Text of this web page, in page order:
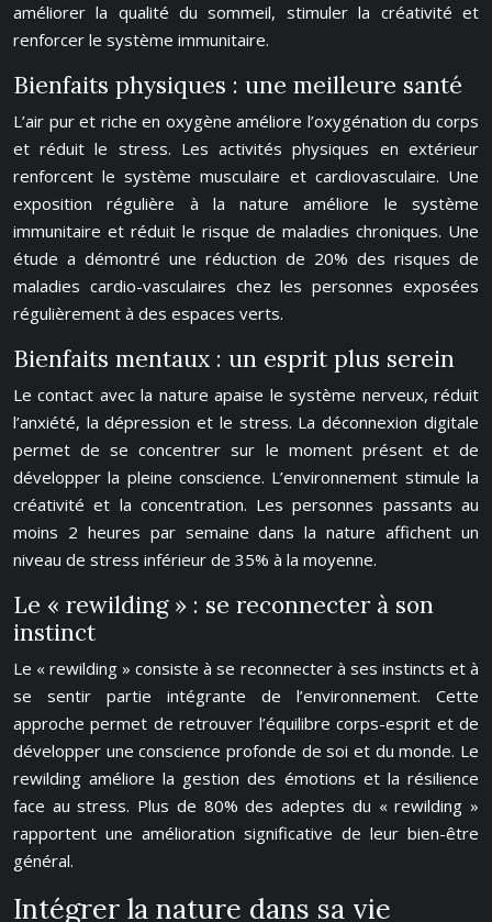
améliorer la qualité du sommeil, stimuler la créativité et
renforcer le système immunitaire.
Bienfaits physiques : une meilleure santé
L’air pur et riche en oxygène améliore l’oxygénation du corps
et réduit le stress. Les activités physiques en extérieur
renforcent le système musculaire et cardiovasculaire. Une
exposition régulière à la nature améliore le système
immunitaire et réduit le risque de maladies chroniques. Une
étude a démontré une réduction de 20% des risques de
maladies cardio-vasculaires chez les personnes exposées
régulièrement à des espaces verts.
Bienfaits mentaux : un esprit plus serein
Le contact avec la nature apaise le système nerveux, réduit
l’anxiété, la dépression et le stress. La déconnexion digitale
permet de se concentrer sur le moment présent et de
développer la pleine conscience. L’environnement stimule la
créativité et la concentration. Les personnes passants au
moins 2 heures par semaine dans la nature affichent un
niveau de stress inférieur de 35% à la moyenne.
Le « rewilding » : se reconnecter à son
instinct
Le « rewilding » consiste à se reconnecter à ses instincts et à
se sentir partie intégrante de l’environnement. Cette
approche permet de retrouver l’équilibre corps-esprit et de
développer une conscience profonde de soi et du monde. Le
rewilding améliore la gestion des émotions et la résilience
face au stress. Plus de 80% des adeptes du « rewilding »
rapportent une amélioration significative de leur bien-être
général.
Intégrer la nature dans sa vie